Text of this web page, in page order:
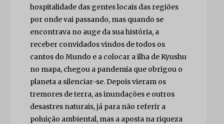
hospitalidade das gentes locais das regiões
por onde vai passando, mas quando se
encontrava no auge da sua história, a
receber convidados vindos de todos os
cantos do Mundo e a colocar a ilha de Kyushu
no mapa, chegou a pandemia que obrigou o
planeta a silenciar-se. Depois vieram os
tremores de terra, as inundações e outros
desastres naturais, já para não referir a
poluição ambiental, mas a aposta na riqueza